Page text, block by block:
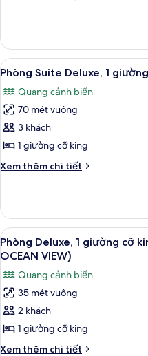
giường
king
(PORT
VIEW)
Phòng
Deluxe,
1
giường
cỡ
king
VIEW)
Xem
tất
cả
ảnh
Phòng
Suite
Deluxe,
1
cỡ
king
10
Phòng Suite Deluxe, 1
Quang cảnh biển
70 mét vuông
3 khách
1 giường cỡ king
Xem thêm chi tiết
Chi
Phòng
Suite
Deluxe,
1
cỡ
king
Xem
tất
ảnh
Phòng
Deluxe,
1
giường
7
Phòng Deluxe, 1 giường cỡ
OCEAN VIEW)
Quang cảnh biển
35 mét vuông
2 khách
1 giường cỡ king
Xem thêm chi tiết
Chi